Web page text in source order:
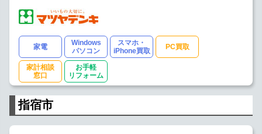
家電
Windows
パソコン
スマホ・
iPhone買取
PC買取
家計相談
窓口
お手軽
リフォーム
指宿市